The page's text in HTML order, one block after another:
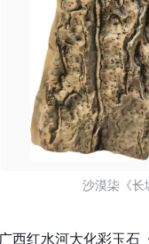
沙漠柒《
广西红水河大化彩玉石